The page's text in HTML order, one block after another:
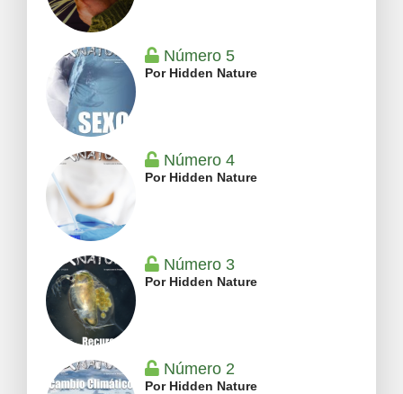
Número 5
Por Hidden Nature
Número 4
Por Hidden Nature
Número 3
Por Hidden Nature
Número 2
Por Hidden Nature